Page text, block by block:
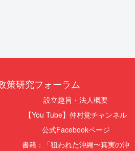
策研究フォーラム
設立趣旨・法人概要
【You Tube】仲村覚チャンネル
公式Facebookページ
書籍：「狙われた沖縄〜真実の沖